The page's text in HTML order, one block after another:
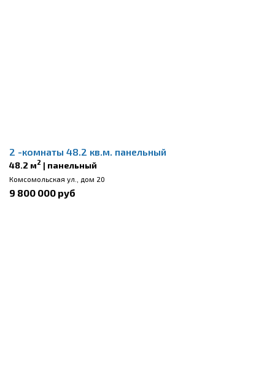
2 -комнаты 48.2 кв.м. панельный
48.2 м2 | панельный
Комсомольская ул., дом 20
9 800 000 руб